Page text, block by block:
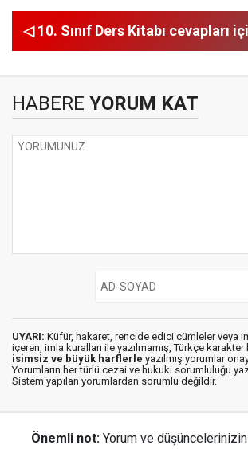
◁ 10. Sınıf Ders Kitabı cevapları
HABERE YORUM KAT
UYARI: Küfür, hakaret, rencide edici cümleler veya
içeren, imla kuralları ile yazılmamış, Türkçe karakter
isimsiz ve büyük harflerle yazılmış yorumlar
Yorumların her türlü cezai ve hukuki sorumluluğu
Sistem yapılan yorumlardan sorumlu değildir.
Önemli not: Yorum ve